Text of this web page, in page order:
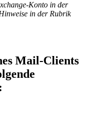
Konto in der
in der Rubrik
Mail-Clients